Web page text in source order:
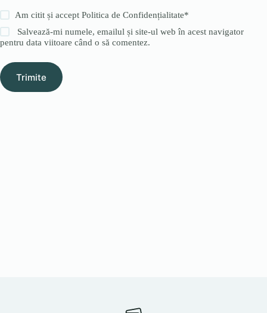
Am citit și acceptPolitica de Confidențialitate*
Salvează-mi numele, emailul și site-ul web în acest navigator
pentru data viitoare când o să comentez.
Trimite